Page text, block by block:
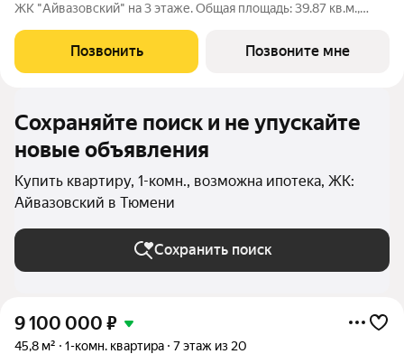
ЖК "Айвазовский" на 3 этаже. Общая площадь: 39.87 кв.м.,
кв.м. Все окна выходят на одну сторону. В квартире один
совмещенный
Позвонить Позвоните мне
Сохраняйте поиск и не упускайте
новые объявления
Купить квартиру, 1-комн., возможна ипотека, ЖК:
Айвазовский в Тюмени
Сохранить поиск
9 100 000 ₽
45,8 м² 1-комн. квартира 7 этаж из 20